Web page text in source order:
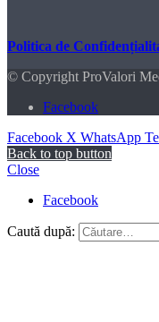
Politica de
© Copyright ProValori
Facebook
Facebook X WhatsApp
Back to top button
Close
Facebook
Caută după: